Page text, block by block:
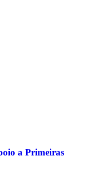
a Primeiras